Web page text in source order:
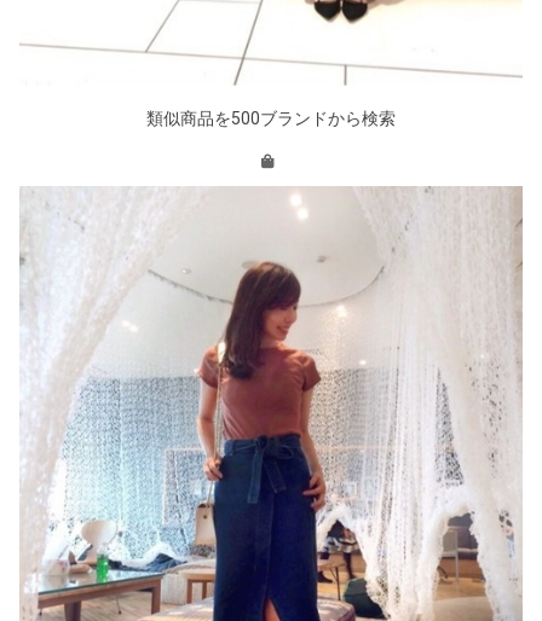
類似商品を500ブランドから検索